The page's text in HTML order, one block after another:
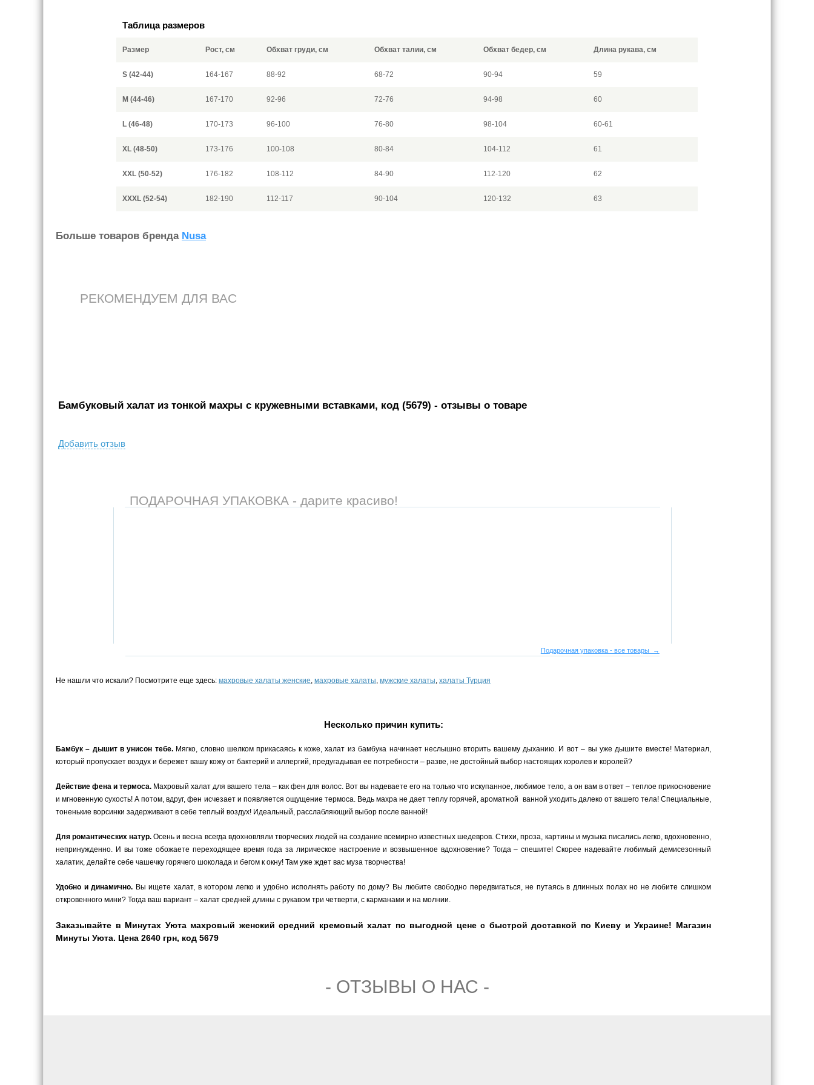
Таблица размеров
Размер Рост, см Обхват груди, см Обхват талии, см Обхват бедер, см Длина рукава, см
S (42-44) 164-167 88-92 68-72 90-94 59
M (44-46) 167-170 92-96 72-76 94-98 60
L (46-48) 170-173 96-100 76-80 98-104 60-61
XL (48-50) 173-176 100-108 80-84 104-112 61
XXL (50-52) 176-182 108-112 84-90 112-120 62
XXXL (52-54) 182-190 112-117 90-104 120-132 63
Больше товаров бренда Nusa
РЕКОМЕНДУЕМ ДЛЯ ВАС
Бамбуковый халат из тонкой махры с кружевными вставками, код (5679) - отзывы о товаре
Добавить отзыв
ПОДАРОЧНАЯ УПАКОВКА - дарите красиво!
Подарочная упаковка - все товары →
Не нашли что искали? Посмотрите еще здесь: махровые халаты женские, махровые халаты, мужские халаты, халаты Турция
Несколько причин купить:
Бамбук – дышит в унисон тебе.Мягко, словно шелком прикасаясь к коже, халат из бамбука начинает неслышно вторить вашему дыханию. И вот – вы уже дышите вместе! Материал,
который пропускает воздух и бережет вашу кожу от бактерий и аллергий, предугадывая ее потребности – разве, не достойный выбор настоящих королев и королей?
Действие фена и термоса. Махровый халат для вашего тела – как фен для волос. Вот вы надеваете его на только что искупанное, любимое тело, а он вам в ответ – теплое прикосновение
и мгновенную сухость! А потом, вдруг, фен исчезает и появляется ощущение термоса. Ведь махра не дает теплу горячей, ароматной ванной уходить далеко от вашего тела! Специальные,
тоненькие ворсинки задерживают в себе теплый воздух! Идеальный, расслабляющий выбор после ванной!
Для романтических натур. Осень и весна всегда вдохновляли творческих людей на создание всемирно известных шедевров. Стихи, проза, картины и музыка писались легко, вдохновенно,
непринужденно. И вы тоже обожаете переходящее время года за лирическое настроение и возвышенное вдохновение? Тогда – спешите! Скорее надевайте любимый демисезонный
халатик, делайте себе чашечку горячего шоколада и бегом к окну! Там уже ждет вас муза творчества!
Удобно и динамично. Вы ищете халат, в котором легко и удобно исполнять работу по дому? Вы любите свободно передвигаться, не путаясь в длинных полах но не любите слишком
откровенного мини? Тогда ваш вариант – халат средней длины с рукавом три четверти, с карманами и на молнии.
Заказывайте в Минутах Уюта махровый женский средний кремовый халат по выгодной цене с быстрой доставкой по Киеву и Украине! Магазин
Минуты Уюта. Цена 2640 грн, код 5679
- ОТЗЫВЫ О НАС -